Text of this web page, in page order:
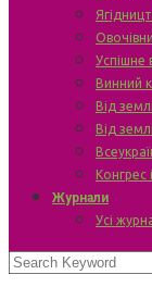
Успішне
Винний
Від
Від
Конгрес
Журнали
Усі